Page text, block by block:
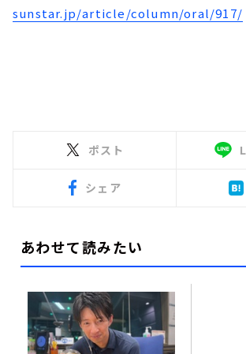
sunstar.jp/article/column/oral/917/
ポスト
シェア
あわせて読みたい